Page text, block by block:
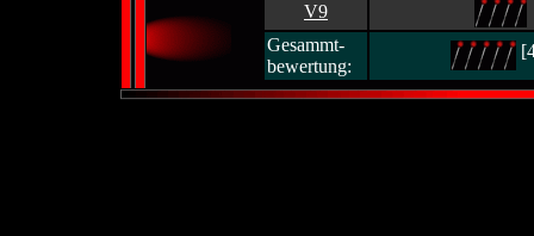
V9
Gesammt-
bewertung: